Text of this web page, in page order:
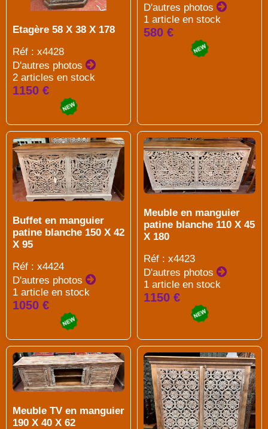
Etagère 58 X 38 X 178
Réf : x4428
D'autres photos
2 articles en stock
1150 €
D'autres photos
1 article en stock
580 €
Buffet en manguier
patine blanche 150 X 42
X 95
Réf : x4424
D'autres photos
1 article en stock
1050 €
Meuble en manguier
patine blanche 110 X 45
X 180
Réf : x4423
D'autres photos
1 article en stock
1150 €
Meuble TV en manguier
190 X 40 X 62